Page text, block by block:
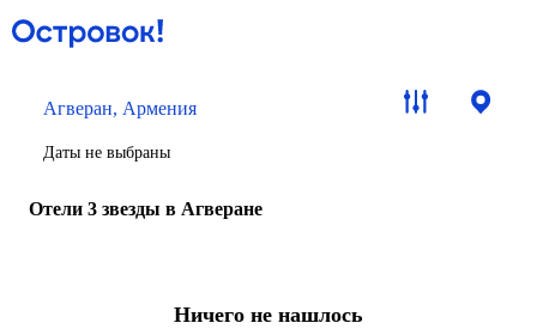
Агверан, Армения
Даты не выбраны
Отели 3 звезды в Агверане
Ничего не нашлось